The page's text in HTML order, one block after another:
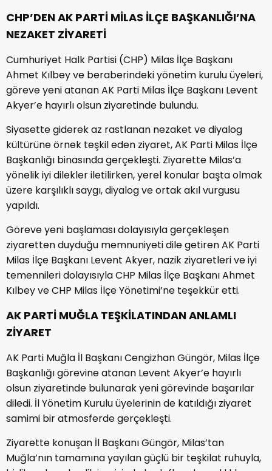
CHP’DEN AK PARTİ MİLAS İLÇE BAŞKANLIĞI’NA
NEZAKET ZİYARETİ
Cumhuriyet Halk Partisi (CHP) Milas İlçe Başkanı
Ahmet Kılbey ve beraberindeki yönetim kurulu üyeleri,
göreve yeni atanan AK Parti Milas İlçe Başkanı Levent
Akyer’e hayırlı olsun ziyaretinde bulundu.
Siyasette giderek az rastlanan nezaket ve diyalog
kültürüne örnek teşkil eden ziyaret, AK Parti Milas İlçe
Başkanlığı binasında gerçekleşti. Ziyarette Milas’a
yönelik iyi dilekler iletilirken, yerel konular başta olmak
üzere karşılıklı saygı, diyalog ve ortak akıl vurgusu
yapıldı.
Göreve yeni başlaması dolayısıyla gerçekleşen
ziyaretten duyduğu memnuniyeti dile getiren AK Parti
Milas İlçe Başkanı Levent Akyer, nazik ziyaretleri ve iyi
temennileri dolayısıyla CHP Milas İlçe Başkanı Ahmet
Kılbey ve CHP Milas İlçe Yönetimi’ne teşekkür etti.
AK PARTİ MUĞLA TEŞKİLATINDAN ANLAMLI
ZİYARET
AK Parti Muğla İl Başkanı Cengizhan Güngör, Milas İlçe
Başkanlığı görevine atanan Levent Akyer’e hayırlı
olsun ziyaretinde bulunarak yeni görevinde başarılar
diledi. İl Yönetim Kurulu üyelerinin de katıldığı ziyaret
samimi bir atmosferde gerçekleşti.
Ziyarette konuşan İl Başkanı Güngör, Milas’tan
Muğla’nın tamamına yayılan güçlü bir teşkilat ruhuyla,